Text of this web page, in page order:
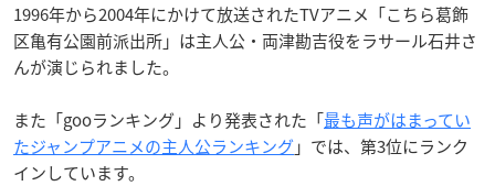
1996年から2004年にかけて放送されたTVアニメ「こちら葛飾
区亀有公園前派出所」は主人公・両津勘吉役をラサール石井さ
んが演じられました。
また「gooランキング」より発表された「最も声がはまってい
たジャンプアニメの主人公ランキング」では、第3位にランク
インしています。